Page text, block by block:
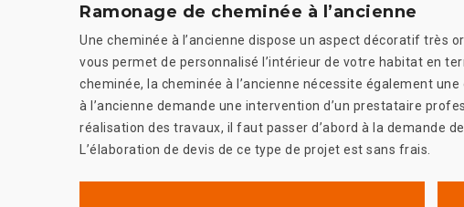
Ramonage de cheminée à l’ancienne
Une cheminée à l’ancienne dispose un aspect décoratif très
vous permet de personnalisé l’intérieur de votre habitat en
cheminée, la cheminée à l’ancienne nécessite également
à l’ancienne demande une intervention d’un prestataire
réalisation des travaux, il faut passer d’abord à la demande
L’élaboration de devis de ce type de projet est sans frais.